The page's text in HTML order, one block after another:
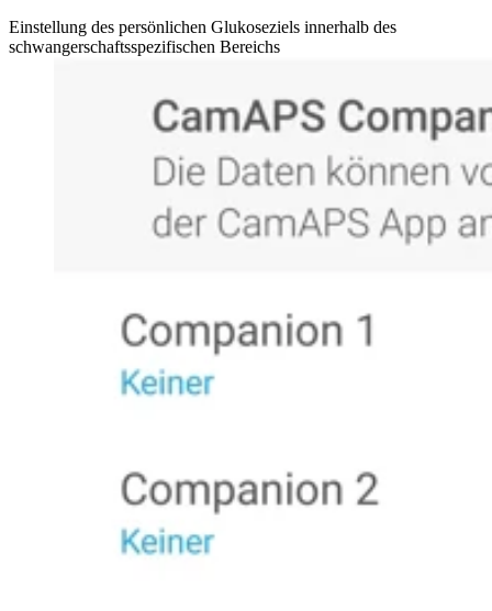
Einstellung des persönlichen Glukoseziels innerhalb des
schwangerschaftsspezifischen Bereichs